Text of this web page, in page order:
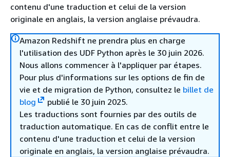
contenu d'une traduction et celui de la version
originale en anglais, la version anglaise prévaudra.
Amazon Redshift ne prendra plus en charge
l'utilisation des UDF Python après le 30 juin 2026.
Nous allons commencer à l'appliquer par étapes.
Pour plus d'informations sur les options de fin de
vie et de migration de Python, consultez le billet de
blog
publié le 30 juin 2025.
Les traductions sont fournies par des outils de
traduction automatique. En cas de conflit entre le
contenu d'une traduction et celui de la version
originale en anglais, la version anglaise prévaudra.